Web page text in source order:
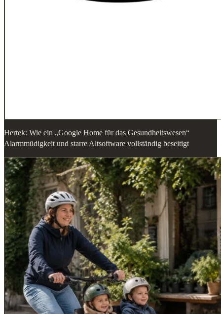
Hertek: Wie ein „Google Home für das Gesundheitswesen“
Alarmmüdigkeit und starre Altsoftware vollständig beseitigt